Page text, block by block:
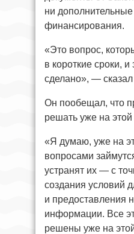
ни дополнительные
финансирования.
«Это вопрос,
в короткие сроки, и
сделано», —
Он пообещал, что
решать уже на этой
«Я думаю, уже на
вопросами
устранят их — с
создания условий
и предоставления
информации. Все
решены уже на